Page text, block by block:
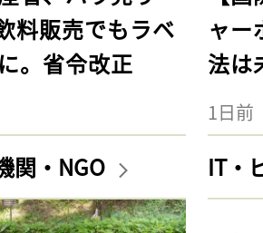
料販売でもラベ
。省令改正
ャー
法は
1日前
関・NGO IT・